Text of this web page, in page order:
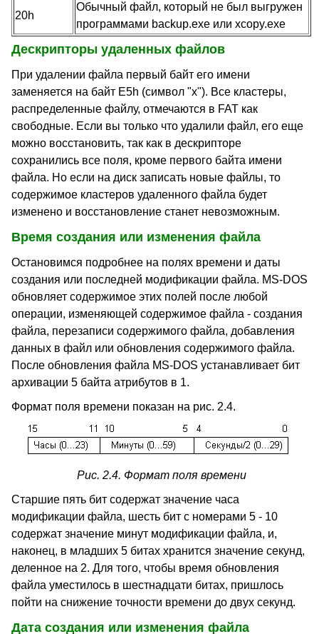
20h
Обычный файл, который не был выгружен
программами backup.exe или xcopy.exe
Дескрипторы удаленных файлов
При удалении файла первый байт его имени
заменяется на байт E5h (символ "х"). Все кластеры,
распределенные файлу, отмечаются в FAT как
свободные. Если вы только что удалили файл, его еще
можно восстановить, так как в дескрипторе
сохранились все поля, кроме первого байта имени
файла. Но если на диск записать новые файлы, то
содержимое кластеров удаленного файла будет
изменено и восстановление станет невозможным.
Время создания или изменения файла
Остановимся подробнее на полях времени и даты
создания или последней модификации файла. MS-DOS
обновляет содержимое этих полей после любой
операции, изменяющей содержимое файла - создания
файла, перезаписи содержимого файла, добавления
данных в файл или обновления содержимого файла.
После обновления файла MS-DOS устанавливает бит
архивации 5 байта атрибутов в 1.
Формат поля времени показан на рис. 2.4.
Рис. 2.4. Формат поля времени
Старшие пять бит содержат значение часа
модификации файла, шесть бит с номерами 5 - 10
содержат значение минут модификации файла, и,
наконец, в младших 5 битах хранится значение секунд,
деленное на 2. Для того, чтобы время обновления
файла уместилось в шестнадцати битах, пришлось
пойти на снижение точности времени до двух секунд.
Дата создания или изменения файла